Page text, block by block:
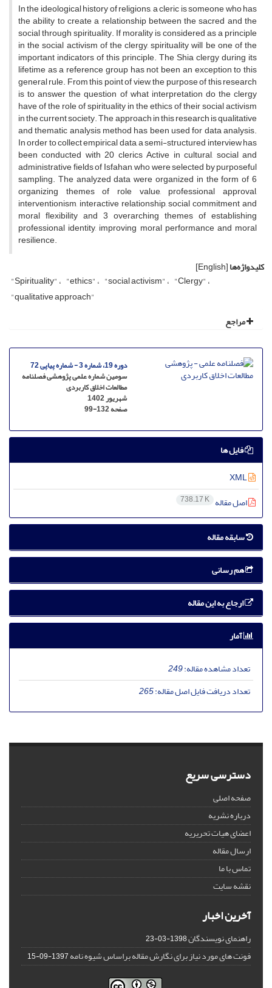
In the ideological history of religions, a cleric is someone who has
the ability to create a relationship between the sacred and the
social through spirituality. If morality is considered as a principle
in the social activism of the clergy, spirituality will be one of the
important indicators of this principle. The Shia clergy during its
lifetime as a reference group has not been an exception to this
general rule. From this point of view, the purpose of this research
is to answer the question of what interpretation do the clergy
have of the role of spirituality in the ethics of their social activism
in the current society. The approach in this research is qualitative
and thematic analysis method has been used for data analysis.
In order to collect empirical data, a semi-structured interview has
been conducted with 20 clerics Active in cultural, social and
administrative fields of Isfahan, who were selected by purposeful
sampling. The analyzed data were organized in the form of 6
organizing themes of role value, professional approval,
interventionism, interactive relationship, social commitment and
moral flexibility and 3 overarching themes of establishing
professional identity, improving moral performance and moral
resilience.
کلیدواژه‌ها[English]
"Spirituality"
"ethics" "social activism"
"Clergy"
"qualitative approach"
مراجع
دوره 19، شماره 3 - شماره پیاپی 72
سومین شماره علمی پژوهشی فصلنامه
مطالعات اخلاق کاربردی
شهریور 1402
صفحه99-132
فایل ها
اصل مقاله 738.17 K
سابقه مقاله
هم رسانی
ارجاع به این مقاله
آمار
تعداد مشاهده مقاله:249
تعداد دریافت فایل اصل مقاله:265
دسترسی سریع
صفحه اصلی
درباره نشریه
اعضای هیات تحریریه
ارسال مقاله
تماس با ما
نقشه سایت
آخرین اخبار
راهنمای نویسندگان1398-03-23
فونت های مورد نیاز برای نگارش مقاله براساس شیوه نامه1397-09-15